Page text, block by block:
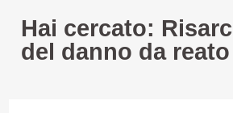
Hai cercato:
del danno da reato